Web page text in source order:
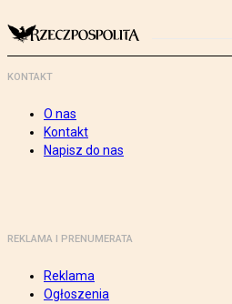
KONTAKT
O nas
Kontakt
Napisz do nas
REKLAMA I PRENUMERATA
Reklama
Ogłoszenia